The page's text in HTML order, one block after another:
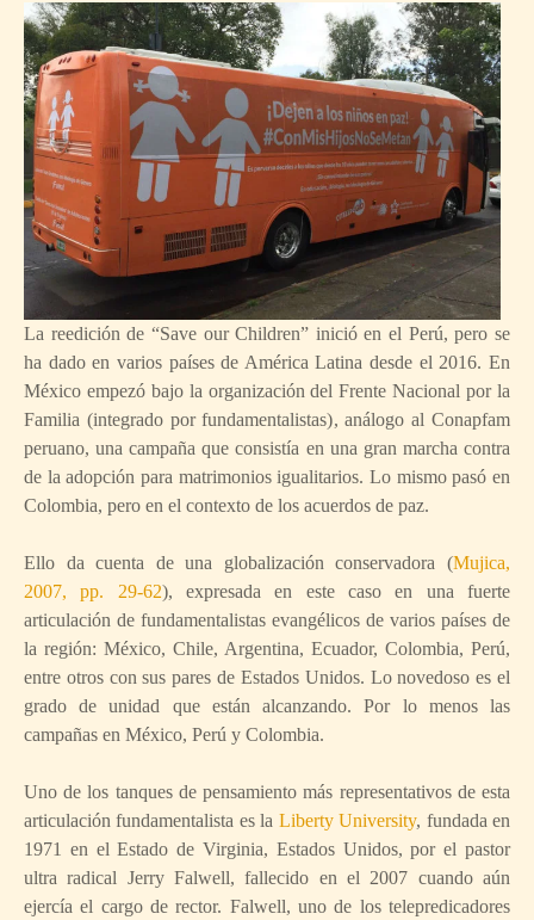
La reedición de “Save our Children” inició en el Perú, pero se
ha dado en varios países de América Latina desde el 2016. En
México empezó bajo la organización del Frente Nacional por la
Familia (integrado por fundamentalistas), análogo al Conapfam
peruano, una campaña que consistía en una gran marcha contra
de la adopción para matrimonios igualitarios. Lo mismo pasó en
Colombia, pero en el contexto de los acuerdos de paz.
Ello da cuenta de una globalización conservadora (Mujica,
2007, pp. 29-62), expresada en este caso en una fuerte
articulación de fundamentalistas evangélicos de varios países de
la región: México, Chile, Argentina, Ecuador, Colombia, Perú,
entre otros con sus pares de Estados Unidos. Lo novedoso es el
grado de unidad que están alcanzando. Por lo menos las
campañas en México, Perú y Colombia.
Uno de los tanques de pensamiento más representativos de esta
articulación fundamentalista es la Liberty University, fundada en
1971 en el Estado de Virginia, Estados Unidos, por el pastor
ultra radical Jerry Falwell, fallecido en el 2007 cuando aún
ejercía el cargo de rector. Falwell, uno de los telepredicadores